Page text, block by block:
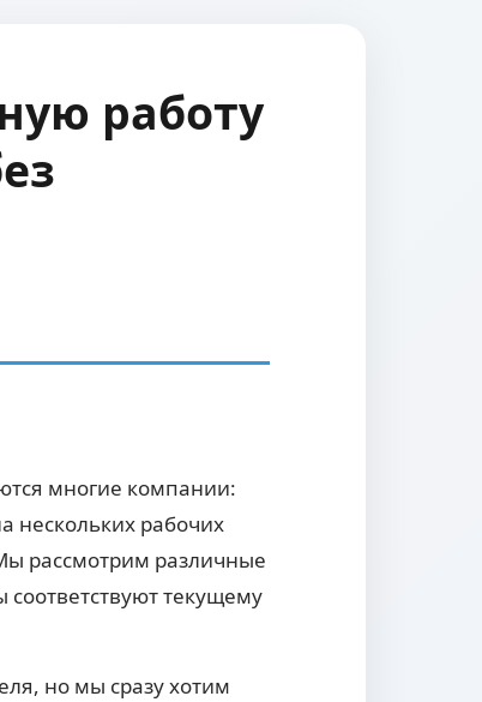
работу
многие компании:
нескольких рабочих
рассмотрим различные
текущему
но мы сразу хотим